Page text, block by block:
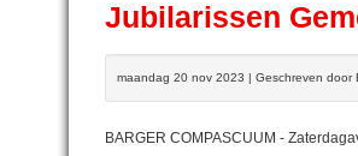
Jubilarissen
maandag 20 nov 2023 | Geschreven door
BARGER COMPASCUUM -